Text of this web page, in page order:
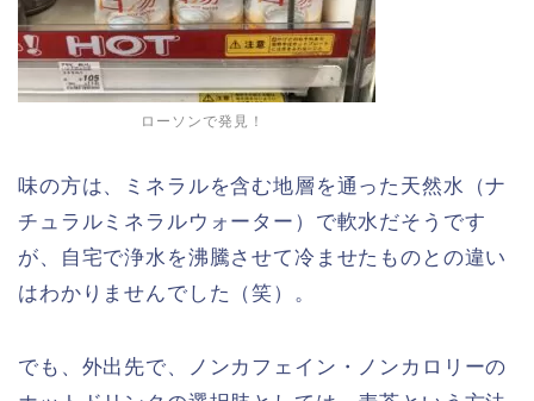
ローソンで発見！
味の方は、ミネラルを含む地層を通った天然水（ナ
チュラルミネラルウォーター）で軟水だそうです
が、自宅で浄水を沸騰させて冷ませたものとの違い
はわかりませんでした（笑）。
でも、外出先で、ノンカフェイン・ノンカロリーの